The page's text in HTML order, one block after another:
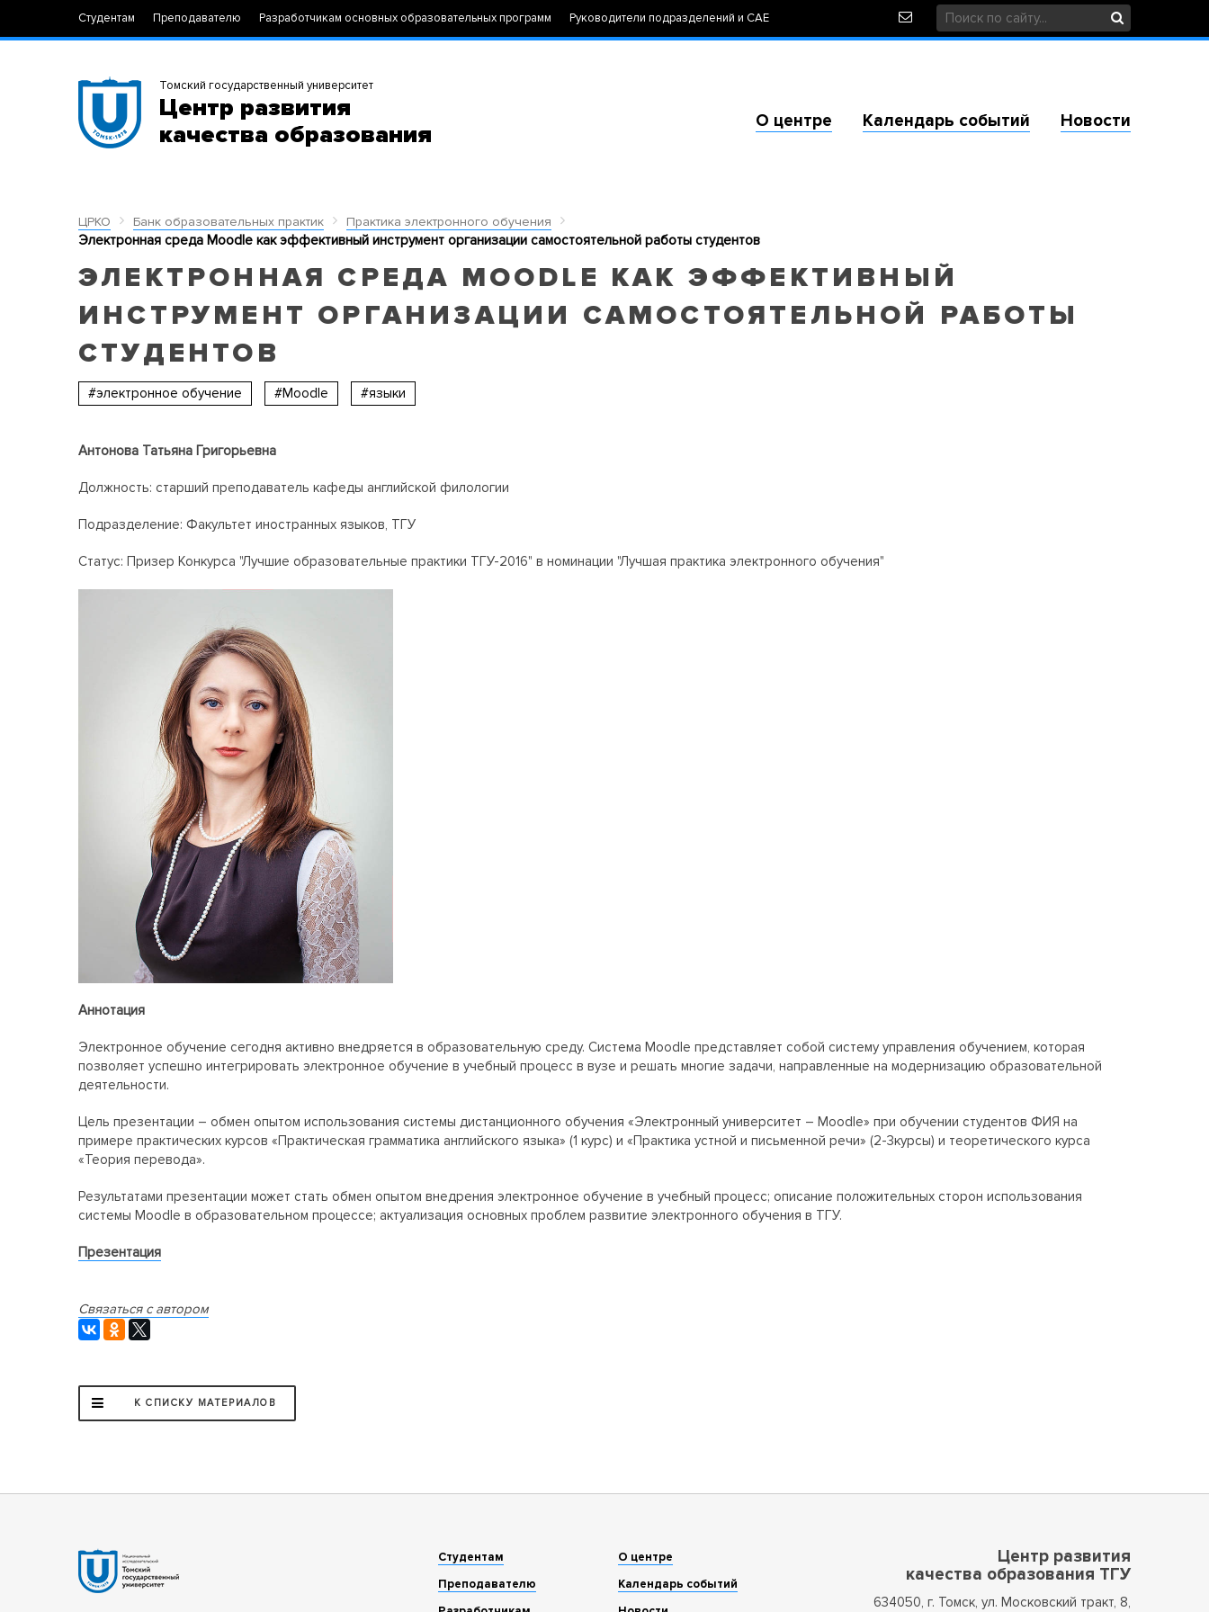
Студентам Преподавателю Разработчикам основных образовательных программ Руководители подразделений и САЕ
Томский государственный университет
Центр развития
качества образования
О центре Календарь событий Новости
ЦРКО Банк образовательных практик Практика электронного обучения
Электронная среда Moodle как эффективный инструмент организации самостоятельной работы студентов
ЭЛЕКТРОННАЯ СРЕДА MOODLE КАК ЭФФЕКТИВНЫЙ
ИНСТРУМЕНТ ОРГАНИЗАЦИИ САМОСТОЯТЕЛЬНОЙ РАБОТЫ
СТУДЕНТОВ
#электронное обучение #Moodle #языки
Антонова Татьяна Григорьевна
Должность: старший преподаватель кафеды английской филологии
Подразделение: Факультет иностранных языков, ТГУ
Статус: Призер Конкурса "Лучшие образовательные практики ТГУ-2016" в номинации "Лучшая практика электронного обучения"
Аннотация
Электронное обучение сегодня активно внедряется в образовательную среду. Система Moodle представляет собой систему управления обучением, которая
позволяет успешно интегрировать электронное обучение в учебный процесс в вузе и решать многие задачи, направленные на модернизацию образовательной
деятельности.
Цель презентации – обмен опытом использования системы дистанционного обучения «Электронный университет – Moodle» при обучении студентов ФИЯ на
примере практических курсов «Практическая грамматика английского языка» (1 курс) и «Практика устной и письменной речи» (2-3курсы) и теоретического курса
«Теория перевода».
Результатами презентации может стать обмен опытом внедрения электронное обучение в учебный процесс; описание положительных сторон использования
системы Moodle в образовательном процессе; актуализация основных проблем развитие электронного обучения в ТГУ.
Презентация
Связаться с автором
К СПИСКУ МАТЕРИАЛОВ
Студентам
Преподавателю
О центре
Календарь событий
Центр развития
качества образования ТГУ
634050, г. Томск, ул. Московский тракт, 8,